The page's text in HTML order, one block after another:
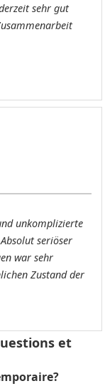
sehr gut
unkomplizierte
seriöser
war sehr
Zustand der
et